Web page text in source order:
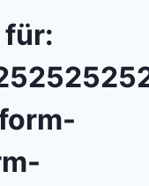
für: